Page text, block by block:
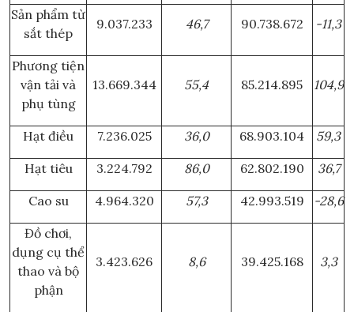
Sản phẩm từ
sắt thép
9.037.233 46,7 90.738.672 -11,3
Phương tiện
vận tải và
phụ tùng
13.669.344 55,4 85.214.895 104,9
Hạt điều 7.236.025 36,0 68.903.104 59,3
Hạt tiêu 3.224.792 86,0 62.802.190 36,7
Cao su 4.964.320 57,3 42.993.519 -28,6
Đồ chơi,
dụng cụ thể
thao và bộ
phận
3.423.626 8,6 39.425.168 3,3